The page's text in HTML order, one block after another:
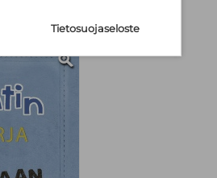
Tietosuojaseloste